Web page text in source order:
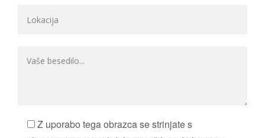
Z uporabo tega obrazca se strinjate s